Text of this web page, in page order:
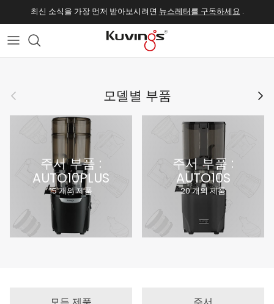
건너뛰기최신 소식을 가장 먼저 받아보시려면 뉴스레터를 구독하세요 .
이전의 모델별 부품 다음
주서 부품 :
AUTO10PLUS
15 개의 제품
주서 부품 :
AUTO10S
20 개의 제품